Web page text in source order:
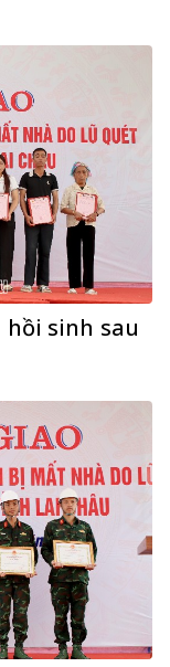
sinh sau